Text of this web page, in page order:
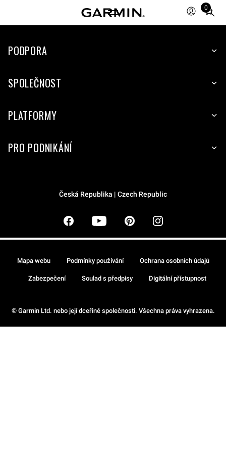
0
Total
items
cart:
PODPORA
SPOLEČNOST
PLATFORMY
PRO PODNIKÁNÍ
Česká Republika | Czech Republic
© Garmin Ltd. nebo její dceřiné společnosti. Všechna práva vyhrazena.
Mapa webu Podmínky používání Ochrana osobních údajů
Zabezpečení Soulad s předpisy Digitální přístupnost